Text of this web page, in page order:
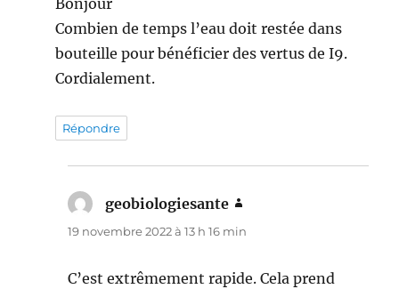
Bonjour
Combien de temps l’eau doit restée dans
bouteille pour bénéficier des vertus de I9.
Cordialement.
Répondre
geobiologiesante
19 novembre 2022 à 13 h 16 min
C’est extrêmement rapide. Cela prend